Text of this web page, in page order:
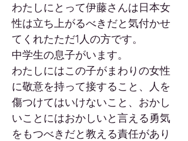
わたしにとって伊藤さんは日本女
性は立ち上がるべきだと気付かせ
てくれたただ1人の方です。
中学生の息子がいます。
わたしにはこの子がまわりの女性
に敬意を持って接すること、人を
傷つけてはいけないこと、おかし
いことにはおかしいと言える勇気
をもつべきだと教える責任があり